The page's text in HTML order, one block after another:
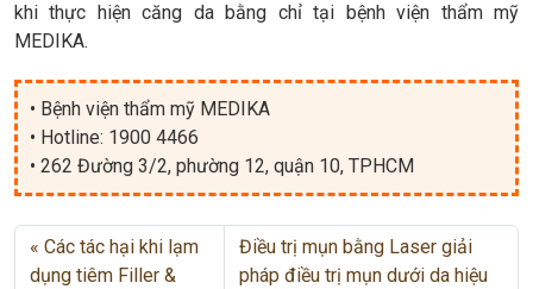
khi thực hiện căng da bằng chỉ tại bệnh viện thẩm mỹ
MEDIKA.
• Bệnh viện thẩm mỹ MEDIKA
• Hotline: 1900 4466
• 262 Đường 3/2, phường 12, quận 10, TPHCM
Các tác hại khi lạm
dụng tiêm Filler &
Điều trị mụn bằng Laser giải
pháp điều trị mụn dưới da hiệu